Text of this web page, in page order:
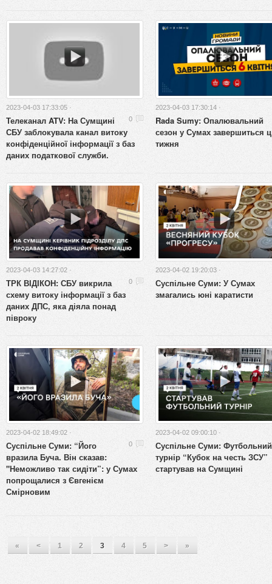
2023-04-03 17:33:05 ·
0
Телеканал ATV: На Сумщині
СБУ заблокувала канал витоку
конфіденційної інформації з баз
даних податкової служби.
2023-04-03 17:30:14 ·
Rada Sumy: Опалювальний
сезон у Сумах завершиться
тижня
2023-04-03 14:27:02 ·
0
ТРК ВІДІКОН: СБУ викрила
схему витоку інформації з баз
даних ДПС, яка діяла понад
півроку
2023-04-02 19:20:03 ·
Суспільне Суми: У Сумах
змагались юні каратисти
2023-04-02 18:49:02 ·
0
Суспільне Суми: “Його
вразила Буча. Він сказав:
"Неможливо так сидіти”: у Сумах
попрощалися з Євгенієм
Смірновим
2023-04-02 09:00:10 ·
Суспільне Суми: Футбольний
турнір “Кубок на честь ЗСУ”
стартував на Сумщині
« < 1 2 3 4 5 > »